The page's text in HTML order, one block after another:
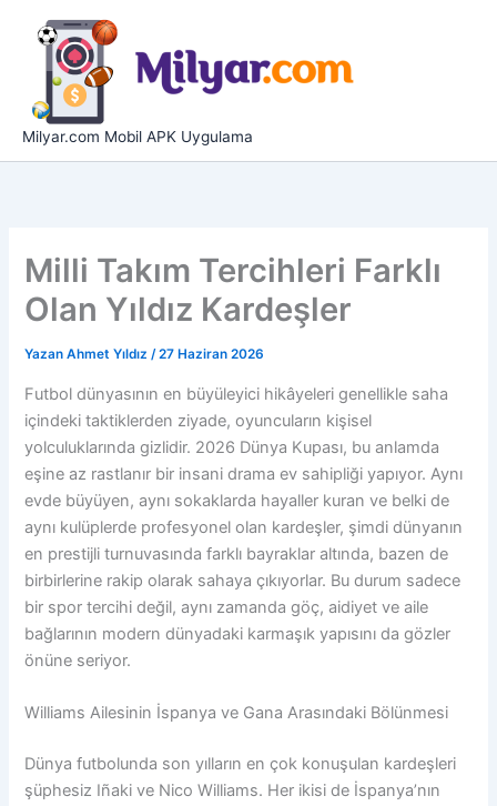
Milyar.com Mobil APK Uygulama
Milli Takım Tercihleri Farklı
Olan Yıldız Kardeşler
Yazan Ahmet Yıldız/27 Haziran 2026
Futbol dünyasının en büyüleyici hikâyeleri genellikle saha
içindeki taktiklerden ziyade, oyuncuların kişisel
yolculuklarında gizlidir. 2026 Dünya Kupası, bu anlamda
eşine az rastlanır bir insani drama ev sahipliği yapıyor. Aynı
evde büyüyen, aynı sokaklarda hayaller kuran ve belki de
aynı kulüplerde profesyonel olan kardeşler, şimdi dünyanın
en prestijli turnuvasında farklı bayraklar altında, bazen de
birbirlerine rakip olarak sahaya çıkıyorlar. Bu durum sadece
bir spor tercihi değil, aynı zamanda göç, aidiyet ve aile
bağlarının modern dünyadaki karmaşık yapısını da gözler
önüne seriyor.
Williams Ailesinin İspanya ve Gana Arasındaki Bölünmesi
Dünya futbolunda son yılların en çok konuşulan kardeşleri
şüphesiz Iñaki ve Nico Williams. Her ikisi de İspanya’nın